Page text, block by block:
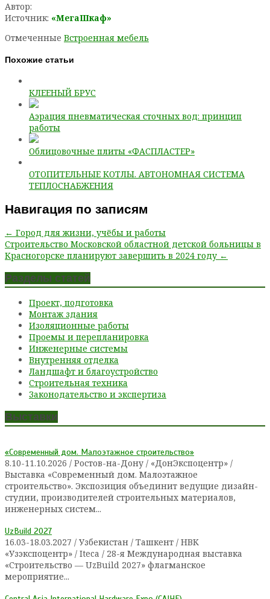
Автор:
Источник: «МегаШкаф»
Отмеченные Встроенная мебель
Похожие статьи
КЛЕЕНЫЙ БРУС
Аэрация пневматическая сточных вод: принцип
работы
Облицовочные плиты «ФАСПЛАСТЕР»
ОТОПИТЕЛЬНЫЕ КОТЛЫ. АВТОНОМНАЯ СИСТЕМА
ТЕПЛОСНАБЖЕНИЯ
Навигация по записям
← Город для жизни, учёбы и работы
Строительство Московской областной детской больницы в
Красногорске планируют завершить в 2024 году ←
Разделы статей
Проект, подготовка
Монтаж здания
Изоляционные работы
Проемы и перепланировка
Инженерные системы
Внутренняя отделка
Ландшафт и благоустройство
Cтроительная техника
Законодательство и экспертиза
Выставки
«Современный дом. Малоэтажное строительство»
8.10-11.10.2026 / Ростов-на-Дону / «ДонЭкспоцентр» /
Выставка «Современный дом. Малоэтажное
строительство». Экспозиция объединит ведущие дизайн-
студии, производителей строительных материалов,
инженерных систем...
UzBuild 2027
16.03-18.03.2027 / Узбекистан / Ташкент / НВК
«Узэкспоцентр» / Iteca / 28-я Международная выставка
«Строительство — UzBuild 2027» флагманское
мероприятие...